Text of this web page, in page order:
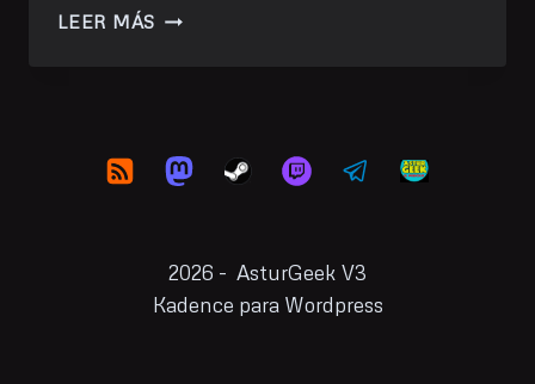
LEER MÁS HE
2026 - AsturGeek V3
Kadence para Wordpress